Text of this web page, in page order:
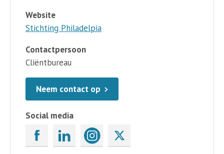
Website
Stichting Philadelpia
Contactpersoon
Cliëntbureau
Neem contact op
Social media